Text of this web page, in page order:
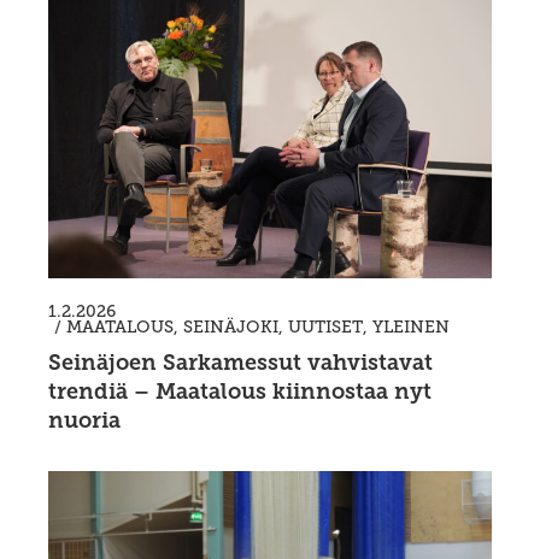
1.2.2026
/ MAATALOUS, SEINÄJOKI, UUTISET, YLEINEN
Seinäjoen Sarkamessut vahvistavat
trendiä – Maatalous kiinnostaa nyt
nuoria